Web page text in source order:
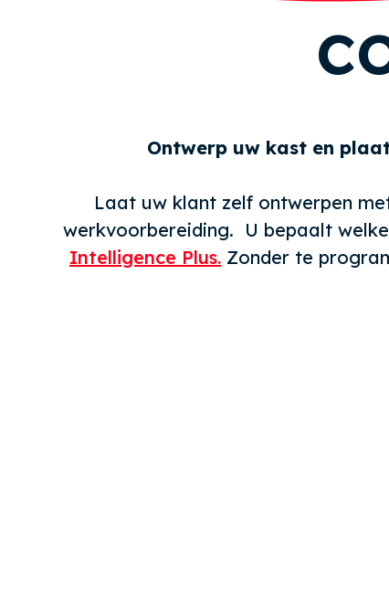
Ontwerp uw kast en
Laat uw klant zelf ontwerpen
werkvoorbereiding. U bepaalt
Intelligence Plus. Zonder te